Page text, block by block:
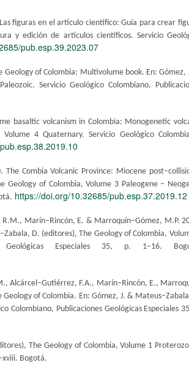
Las figuras en el artículo científico: Guía para crear
y edición de artículos científicos. Servicio
pub.esp.39.2023.07
of Colombia: Multivolume book. En: Gómez,
Servicio Geológico Colombiano,
basaltic volcanism in Colombia: Monogenetic
4 Quaternary. Servicio Geológico
Combia Volcanic Province: Miocene
of Colombia, Volume 3 Paleogene –
. https://doi.org/10.32685/pub.esp.37.2019.12
Marín–Rincón, E. & Marroquín–Gómez, M.P.
D. (editores), The Geology of Colombia,
Geológicas Especiales 35, p. 1–16.
Alcárcel–Gutiérrez, F.A., Marín–Rincón, E.,
of Colombia. En: Gómez, J. &
Colombiano, Publicaciones Geológicas Especiales
The Geology of Colombia, Volume 1
Bogotá.